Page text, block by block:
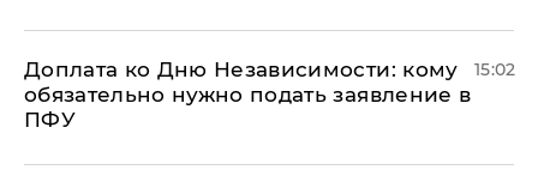
Доплата ко Дню Независимости: кому
обязательно нужно подать заявление в
ПФУ
15:02